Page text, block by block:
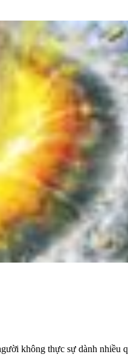
không thực sự dành nhiều